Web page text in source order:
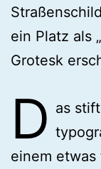
ein Platz als
Grotesk
D as
einem